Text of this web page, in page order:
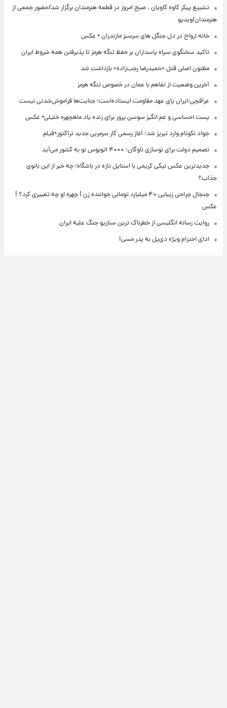
تشییع پیکر کاوه کاویان ، صبح امروز در قطعه هنرمندان برگزار شد/حضور جمعی از
هنرمندان/ویدیو
خانه ارواح در دل جنگل های سرسبز مازندران + عکس
تاکید سخنگوی سپاه پاسداران بر حفظ تنگه هرمز تا پذیرفتن همه شروط ایران
مظنون اصلی قتل «حمیدرضا رجب‌زاده» بازداشت شد
آخرین وضعیت از تفاهم با عمان در خصوص تنگه هرمز
عراقچی:ایران پای عهد مقاومت ایستاده‌است؛ جنایت‌ها فراموش‌شدنی نیست
پست احساسی و غم انگیز سوسن پرور برای زنده یاد ماهچهره خلیلی+ عکس
جواد نکونام وارد تبریز شد؛ آغاز رسمی کار سرمربی جدید تراکتور+فیلم
تصمیم دولت برای نوسازی ناوگان؛ ۴۰۰۰ اتوبوس نو به کشور می‌آید
جدیدترین عکس نیکی کریمی با استایل تازه در باشگاه؛ چه خبر از این بانوی
جذاب؟
جنجال جراحی زیبایی ۴۰ میلیارد تومانی خواننده زن | چهره او چه تغییری کرد؟ |
عکس
روایت رسانه انگلیسی از خطرناک ترین سناریو جنگ علیه ایران
ادای احترام ویژه دی‌پل به پدر مسی!